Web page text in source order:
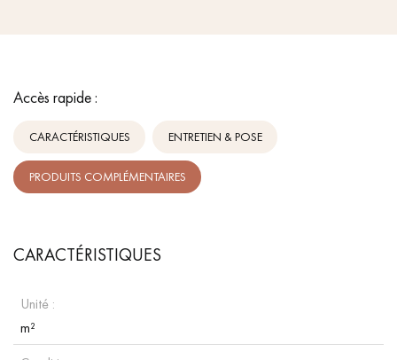
Accès rapide :
CARACTÉRISTIQUES ENTRETIEN & POSE
PRODUITS COMPLÉMENTAIRES
CARACTÉRISTIQUES
Unité :
m²